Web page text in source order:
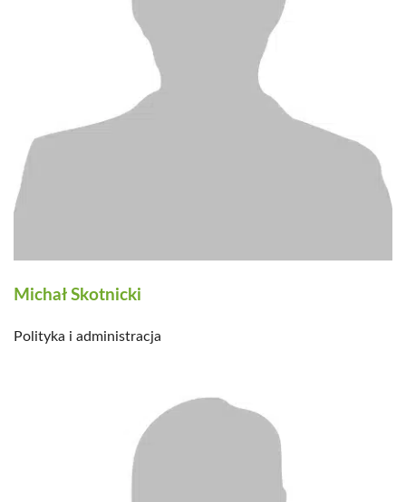
Michał Skotnicki
Polityka i administracja